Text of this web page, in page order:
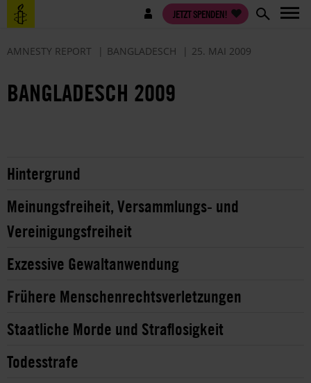
Direkt
zum
Benutzermenü JETZT SPENDEN!
AMNESTY REPORT BANGLADESCH 25. MAI 2009
BANGLADESCH 2009
Hintergrund
Meinungsfreiheit, Versammlungs- und
Vereinigungsfreiheit
Exzessive Gewaltanwendung
Frühere Menschenrechtsverletzungen
Staatliche Morde und Straflosigkeit
Todesstrafe